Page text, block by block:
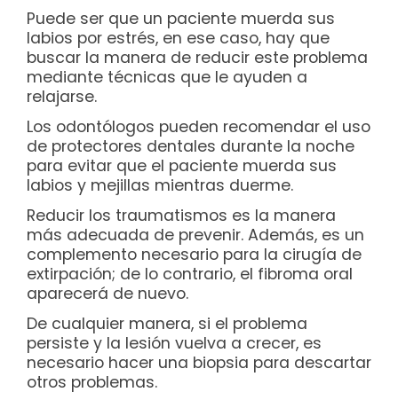
Puede ser que un paciente muerda sus
labios por estrés, en ese caso, hay que
buscar la manera de reducir este problema
mediante técnicas que le ayuden a
relajarse.
Los odontólogos pueden recomendar el uso
de protectores dentales durante la noche
para evitar que el paciente muerda sus
labios y mejillas mientras duerme.
Reducir los traumatismos es la manera
más adecuada de prevenir. Además, es un
complemento necesario para la cirugía de
extirpación; de lo contrario, el fibroma oral
aparecerá de nuevo.
De cualquier manera, si el problema
persiste y la lesión vuelva a crecer, es
necesario hacer una biopsia para descartar
otros problemas.